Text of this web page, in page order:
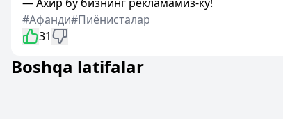
#Афанди#Пиёнисталар
31
Boshqa latifalar